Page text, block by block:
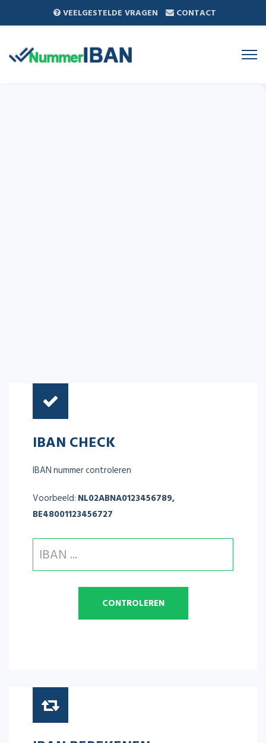
VEELGESTELDE VRAGEN CONTACT
IBAN CHECK
IBAN nummer controleren
Voorbeeld: NL02ABNA0123456789,
BE48001123456727